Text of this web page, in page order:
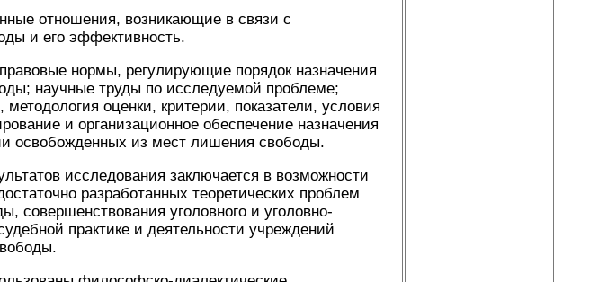
отношения, возникающие в связи с
и его эффективность.
нормы, регулирующие порядок назначения
научные труды по исследуемой проблеме;
оценки, критерии, показатели, условия
и организационное обеспечение назначения
освобожденных из мест лишения свободы.
исследования заключается в возможности
разработанных теоретических проблем
совершенствования уголовного и уголовно-
практике и деятельности учреждений